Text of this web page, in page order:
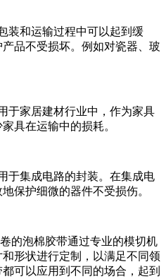
装和运输过程中可以起到缓
品不受损坏。例如对瓷器、玻
于家居建材行业中，作为家具
具在运输中的损耗。
于集成电路的封装。在集成电
保护细微的器件不受损伤。
的泡棉胶带通过专业的模切机
形状进行定制，以满足不同领
可以应用到不同的场合，起到